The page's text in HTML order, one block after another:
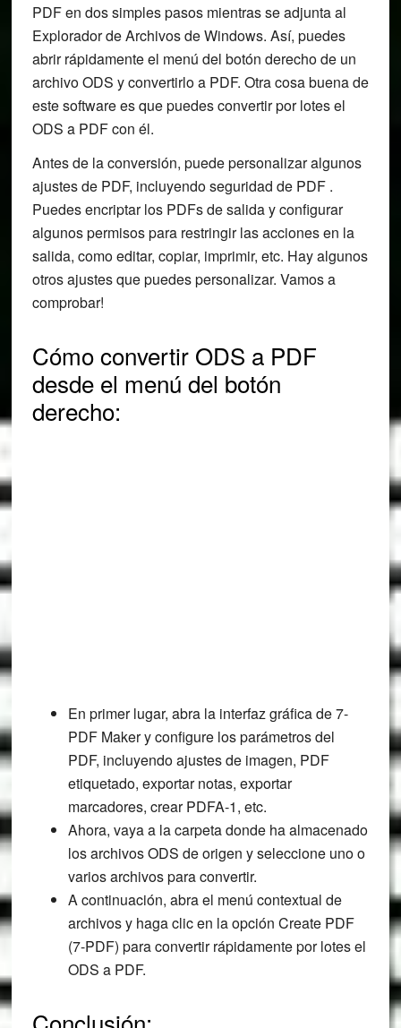
PDF en dos simples pasos mientras se adjunta al
Explorador de Archivos de Windows. Así, puedes
abrir rápidamente el menú del botón derecho de un
archivo ODS y convertirlo a PDF. Otra cosa buena de
este software es que puedes convertir por lotes el
ODS a PDF con él.
Antes de la conversión, puede personalizar algunos
ajustes de PDF, incluyendo seguridad de PDF .
Puedes encriptar los PDFs de salida y configurar
algunos permisos para restringir las acciones en la
salida, como editar, copiar, imprimir, etc. Hay algunos
otros ajustes que puedes personalizar. Vamos a
comprobar!
Cómo convertir ODS a PDF
desde el menú del botón
derecho:
En primer lugar, abra la interfaz gráfica de 7-
PDF Maker y configure los parámetros del
PDF, incluyendo ajustes de imagen, PDF
etiquetado, exportar notas, exportar
marcadores, crear PDFA-1, etc.
Ahora, vaya a la carpeta donde ha almacenado
los archivos ODS de origen y seleccione uno o
varios archivos para convertir.
A continuación, abra el menú contextual de
archivos y haga clic en la opción Create PDF
(7-PDF) para convertir rápidamente por lotes el
ODS a PDF.